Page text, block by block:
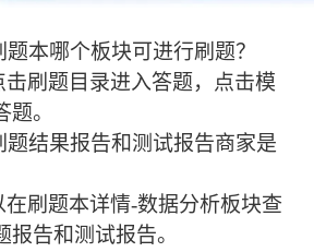
题本哪个板块可进行刷题？
击刷题目录进入答题，点击模
。
题结果报告和测试报告商家是
在刷题本详情-数据分析板块查
告和测试报告。